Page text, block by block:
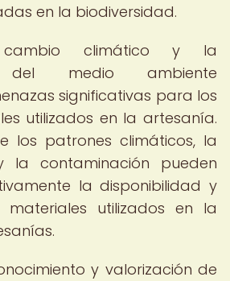
en la biodiversidad.
climático y la
del medio ambiente
significativas para los
utilizados en la artesanía.
los patrones climáticos, la
la contaminación pueden
la disponibilidad y
utilizados en la
y valorización de